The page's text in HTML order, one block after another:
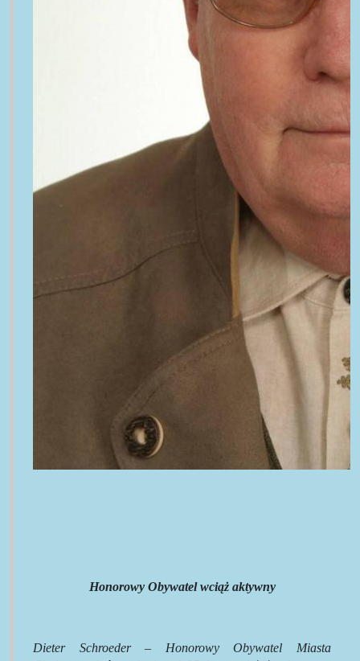
Honorowy Obywatel wciąż aktywny
Dieter Schroeder – Honorowy Obywatel Miasta